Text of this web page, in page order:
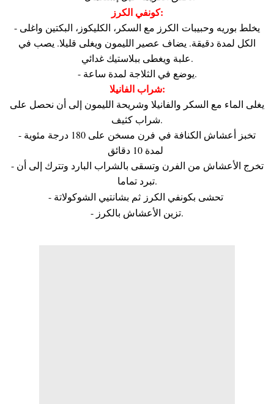
كونفي الكرز:
- يخلط بوريه وحبيبات الكرز مع السكر، الكليكوز، البكتين واغلى
الكل لمدة دقيقة. يضاف عصير الليمون ويغلى قليلا. يصب في
علبة ويغطى ببلاستيك غدائي.
- يوضع في الثلاجة لمدة ساعة.
شراب الفانيلا:
يغلى الماء مع السكر والفانيلا وشريحة الليمون إلى أن نحصل على
شراب كثيف.
- تخبز أعشاش الكنافة في فرن مسخن على 180 درجة مئوية
- تخرج الأعشاش من الفرن وتسقى بالشراب البارد وتترك إلى أن
تبرد تماما.
- تحشى بكونفي الكرز ثم بشانتيي الشوكولاتة
- تزين الأعشاش بالكرز.